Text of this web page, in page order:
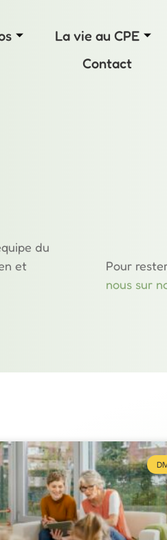
La vie au CPE
Contact
du
et
Pour
nous sur